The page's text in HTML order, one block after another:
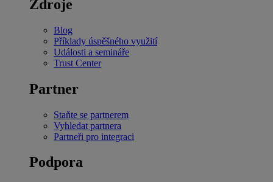
Zdroje
Blog
Příklady úspěšného využití
Události a semináře
Trust Center
Partner
Staňte se partnerem
Vyhledat partnera
Partneři pro integraci
Podpora